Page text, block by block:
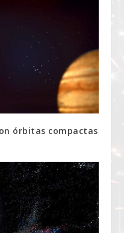
órbitas compactas